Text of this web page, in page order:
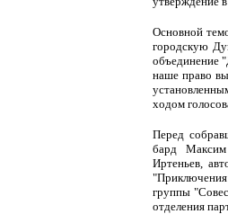
Основной
городскую
объединение
наше право
ходом
Перед
бард
Иртеньев,
"Приключения
группы
отделения